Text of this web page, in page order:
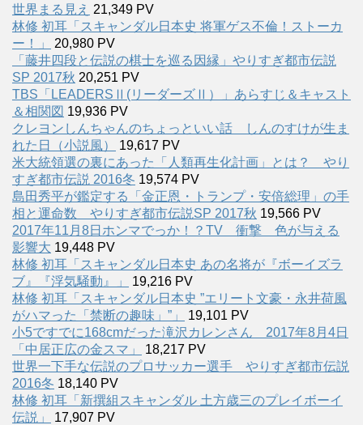
世界まる見え 21,349 PV
林修 初耳「スキャンダル日本史 将軍ゲス不倫！ストーカ
ー！」
20,980 PV
「藤井四段と伝説の棋士を巡る因縁」やりすぎ都市伝説
SP 2017秋 20,251 PV
TBS「LEADERSⅡ(リーダーズⅡ）」あらすじ＆キャスト
＆相関図 19,936 PV
クレヨンしんちゃんのちょっといい話 しんのすけが生ま
れた日（小説風）
19,617 PV
米大統領選の裏にあった「人類再生化計画」とは？ やり
すぎ都市伝説 2016冬 19,574 PV
島田秀平が鑑定する「金正恩・トランプ・安倍総理」の手
相と運命数 やりすぎ都市伝説SP 2017秋 19,566 PV
2017年11月8日ホンマでっか！？TV 衝撃 色が与える
影響大 19,448 PV
林修 初耳「スキャンダル日本史 あの名将が『ボーイズラ
ブ』『浮気騒動』」
19,216 PV
林修 初耳「スキャンダル日本史 ”エリート文豪・永井荷風
がハマった「禁断の趣味」”」
19,101 PV
小5ですでに168cmだった滝沢カレンさん 2017年8月4日
「中居正広の金スマ」
18,217 PV
世界一下手な伝説のプロサッカー選手 やりすぎ都市伝説
2016冬 18,140 PV
林修 初耳「新撰組スキャンダル 土方歳三のプレイボーイ
伝説」
17,907 PV